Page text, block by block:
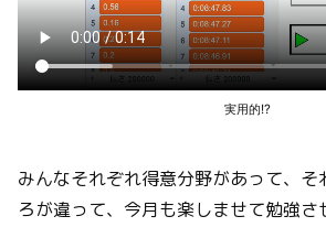
実用的!?
みんなそれぞれ得意分野があって、そ
ろが違って、今月も楽しませて勉強さ